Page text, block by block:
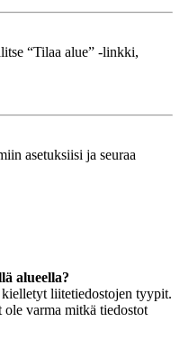
“Tilaa alue” -linkki,
asetuksiisi ja seuraa
alueella?
liitetiedostojen tyypit.
varma mitkä tiedostot